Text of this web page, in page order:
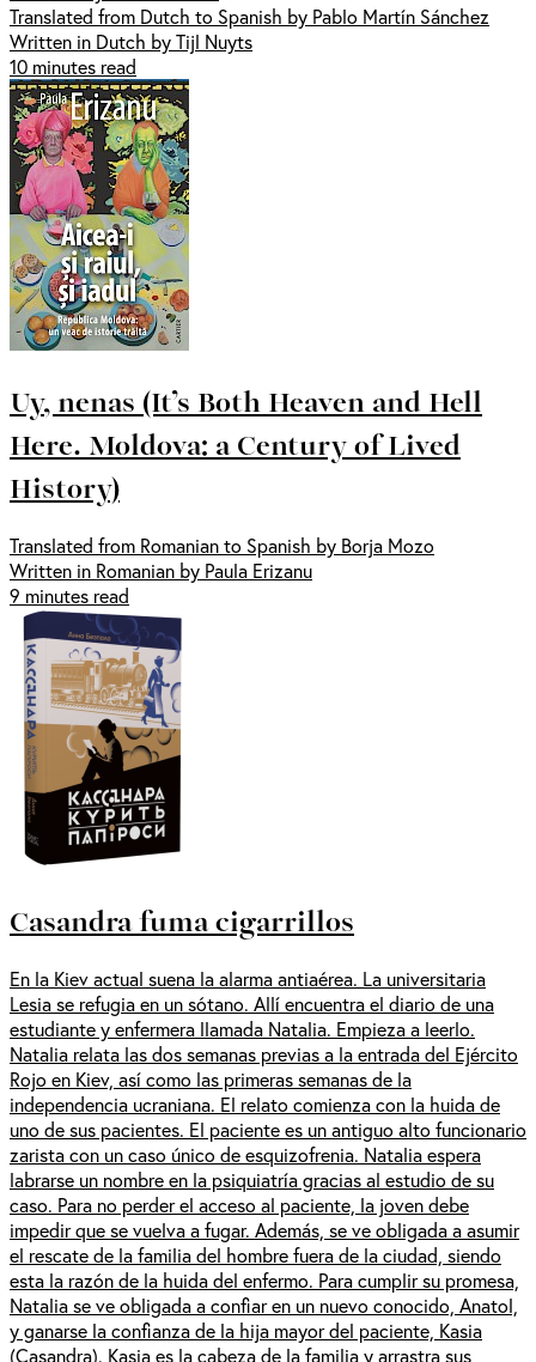
Translated from Dutch to Spanish by Pablo Martín Sánchez
Written in Dutch by Tijl Nuyts
10 minutes read
Uy, nenas (It’s Both Heaven and Hell
Here. Moldova: a Century of Lived
History)
Translated from Romanian to Spanish by Borja Mozo
Written in Romanian by Paula Erizanu
9 minutes read
Casandra fuma cigarrillos
En la Kiev actual suena la alarma antiaérea. La universitaria
Lesia se refugia en un sótano. Allí encuentra el diario de una
estudiante y enfermera llamada Natalia. Empieza a leerlo.
Natalia relata las dos semanas previas a la entrada del Ejército
Rojo en Kiev, así como las primeras semanas de la
independencia ucraniana. El relato comienza con la huida de
uno de sus pacientes. El paciente es un antiguo alto funcionario
zarista con un caso único de esquizofrenia. Natalia espera
labrarse un nombre en la psiquiatría gracias al estudio de su
caso. Para no perder el acceso al paciente, la joven debe
impedir que se vuelva a fugar. Además, se ve obligada a asumir
el rescate de la familia del hombre fuera de la ciudad, siendo
esta la razón de la huida del enfermo. Para cumplir su promesa,
Natalia se ve obligada a confiar en un nuevo conocido, Anatol,
y ganarse la confianza de la hija mayor del paciente, Kasia
(Casandra). Kasia es la cabeza de la familia y arrastra sus